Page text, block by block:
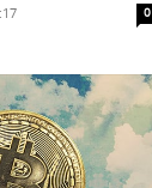
0